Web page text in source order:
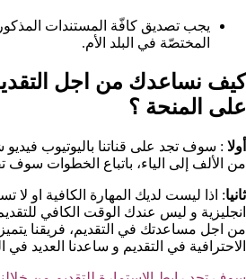
يجب تصديق كافّة المستندات
المختصّة في البلد الأم.
كيف نساعدك من اجل
على المنحة ؟​
أولا : سوف تجد على قناتنا باليوتيوب
من الألف إلى الياء، باتباع الخطوات
ثانيا: اذا ليست لديك المهارة الكافية او لا
انجليزية و ليس عندك الوقت الكافي
من اجل مساعدتك في التقديم، فريقنا يتميز
الاحترافية في التقديم و ساعدنا العديد